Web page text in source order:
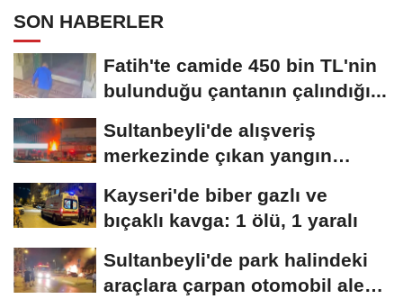
SON HABERLER
Fatih'te camide 450 bin TL'nin
bulunduğu çantanın çalındığı...
Sultanbeyli'de alışveriş
merkezinde çıkan yangın
Kayseri'de biber gazlı ve
bıçaklı kavga: 1 ölü, 1 yaralı
Sultanbeyli'de park halindeki
araçlara çarpan otomobil alev